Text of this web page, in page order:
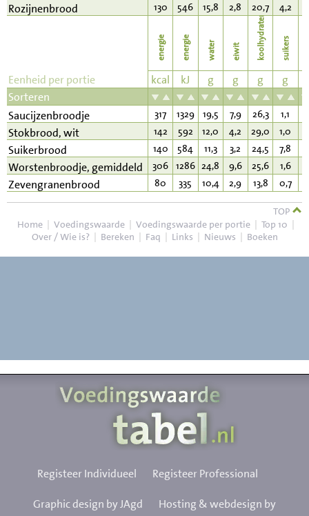
Rozijnenbrood 130 546 15,8 2,8 20,7 4,2
energie energie water eiwit koolhydraten suikers
Eenheid per portie kcal kJ g g g g
Sorteren
Saucijzenbroodje
317 1329 19,5 7,9 26,3 1,1
Stokbrood, wit 142 592 12,0 4,2 29,0 1,0
Suikerbrood 140 584 11,3 3,2 24,5 7,8
Worstenbroodje, gemiddeld 306 1286 24,8 9,6 25,6 1,6
Zevengranenbrood 80 335 10,4 2,9 13,8 0,7
TOP
Home | Voedingswaarde | Voedingswaarde per portie | Top 10 |
Over / Wie is? | Bereken | Faq | Links | Nieuws | Boeken
Registeer Individueel Registeer Professional
Graphic design by JAgd
Hosting & webdesign by